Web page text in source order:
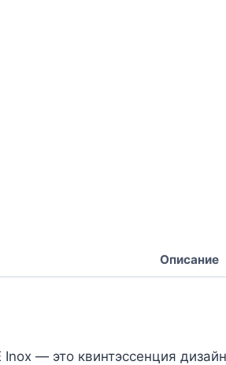
Описание
Inox — это квинтэссенция